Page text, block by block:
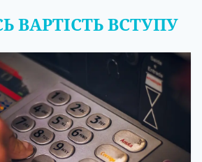
ВАРТІСТЬ ВСТУПУ